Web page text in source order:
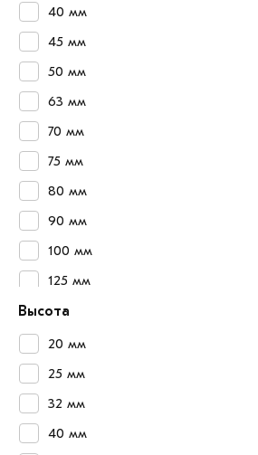
40 мм
45 мм
50 мм
63 мм
70 мм
75 мм
80 мм
90 мм
100 мм
125 мм
Высота
20 мм
25 мм
32 мм
40 мм